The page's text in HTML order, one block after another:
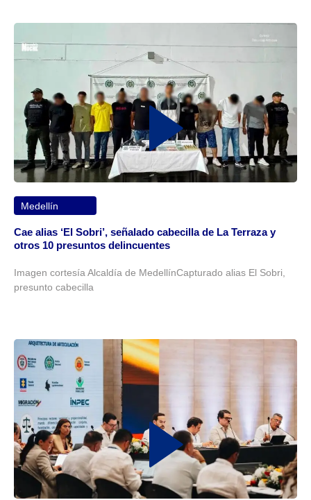
Medellín
Cae alias ‘El Sobri’, señalado cabecilla de La Terraza y
otros 10 presuntos delincuentes
Imagen cortesía Alcaldía de MedellínCapturado alias El Sobri,
presunto cabecilla